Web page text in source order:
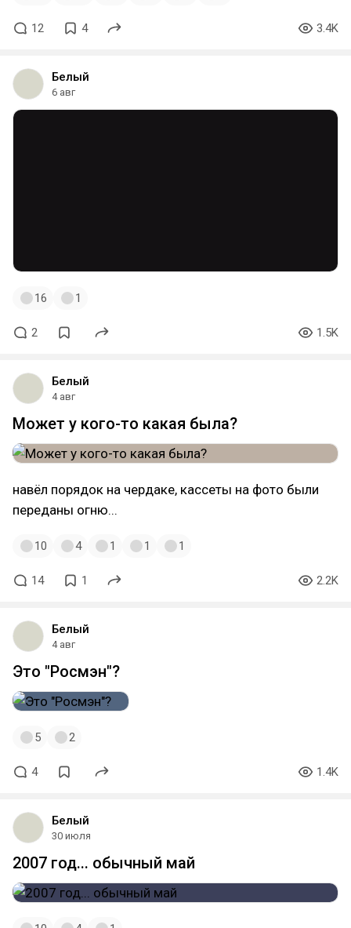
12 4 3.4K
Белый
6 авг
16 1
2 1.5K
Белый
4 авг
Может у кого-то какая была?
навёл порядок на чердаке, кассеты на фото были
переданы огню...
10 4 1 1 1
14 1 2.2K
Белый
4 авг
Это "Росмэн"?
5 2
4 1.4K
Белый
30 июля
2007 год... обычный май